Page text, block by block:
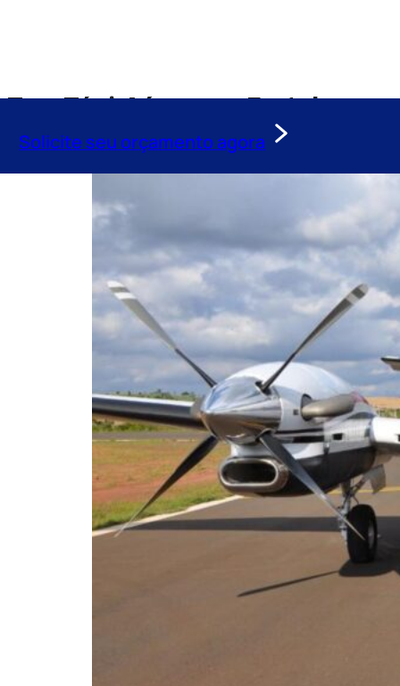
Solicite seu orçamento agora